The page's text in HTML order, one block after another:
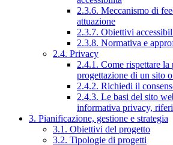
2.3.6. Meccanismo di
attuazione
2.3.7. Obiettivi
2.3.8. Normativa e
2.4. Privacy
2.4.1. Come rispettare
progettazione di un sito
2.4.2. Richiedi il
2.4.3. Le basi del sito
informativa privacy,
3. Pianificazione, gestione e strategia
3.1. Obiettivi del progetto
3.2. Tipologie di progetti